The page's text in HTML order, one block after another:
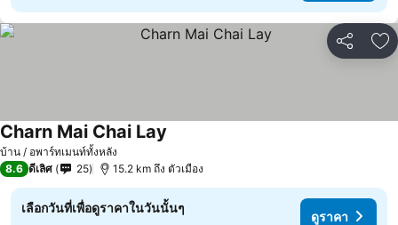
แชร์ เ
บ้าน / อพาร์ทเมนท์ทั้งหลัง
Charn Mai Chai Lay
8.6 ดีเลิศ 25 15.2 km ถึง ตัวเมือง
เลือกวันที่เพื่อดูราคาในวันนั้นๆ
ดูราคา